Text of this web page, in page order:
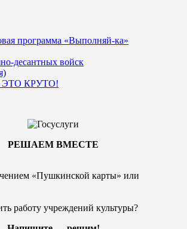
программа «Выполняй-ка»
десантных войск
КРУТО!
РЕШАЕМ ВМЕСТЕ
«Пушкинской карты» или
работу учреждений культуры?